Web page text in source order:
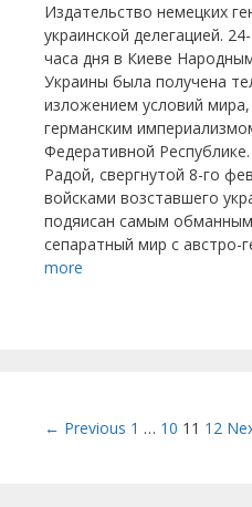
Издательство немецких
украинской делегацией.
часа дня в Киеве
Украины была получена
изложением условий
германским
Федеративной Республике.
Радой, свергнутой 8-го
войсками возставшего
подяисан самым
сепаратный мир с австро-
more
Post navigation
← Previous 1 … 10 11 12